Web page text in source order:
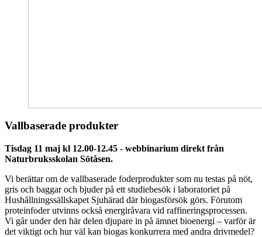
Vallbaserade produkter
Tisdag 11 maj kl 12.00-12.45 - webbinarium direkt från
Naturbruksskolan Sötåsen.
Vi berättar om de vallbaserade foderprodukter som nu testas på nöt,
gris och baggar och bjuder på ett studiebesök i laboratoriet på
Hushållningssällskapet Sjuhärad där biogasförsök görs. Förutom
proteinfoder utvinns också energiråvara vid raffineringsprocessen.
Vi går under den här delen djupare in på ämnet bioenergi – varför är
det viktigt och hur väl kan biogas konkurrera med andra drivmedel?